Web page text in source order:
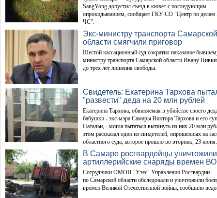
SangYong допустил съезд в кювет с последующим
опрокидыванием, сообщает ГКУ СО "Центр по
ЧС".
Экс-министру транспорта Самарской
области смягчили приговор
Шестой кассационный суд сократил наказание
министру транспорта Самарской области Ивану
до трех лет лишения свободы.
Свидетель: Екатерина Тархова
"развести" деда на 20 млн рублей
Екатерина Тархова, обвиняемая в убийстве своего
бабушки - экс-мэра Самары Виктора Тархова и его
Натальи, - могла пытаться вытянуть из них 20 млн
этом рассказал один из свидетелей, опрошенных на
областного суда, которое прошло во вторник, 23 июня.
В Самаре росгвардейцы уничтожили
артиллерийские снаряды времен
Сотрудники ОМОН "Утес" Управления Росгвардии
по Самарской области обследовали и уничтожили
времен Великой Отечественной войны, сообщило